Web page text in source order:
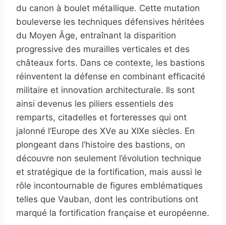
du canon à boulet métallique. Cette mutation
bouleverse les techniques défensives héritées
du Moyen Âge, entraînant la disparition
progressive des murailles verticales et des
châteaux forts. Dans ce contexte, les bastions
réinventent la défense en combinant efficacité
militaire et innovation architecturale. Ils sont
ainsi devenus les piliers essentiels des
remparts, citadelles et forteresses qui ont
jalonné l’Europe des XVe au XIXe siècles. En
plongeant dans l’histoire des bastions, on
découvre non seulement l’évolution technique
et stratégique de la fortification, mais aussi le
rôle incontournable de figures emblématiques
telles que Vauban, dont les contributions ont
marqué la fortification française et européenne.